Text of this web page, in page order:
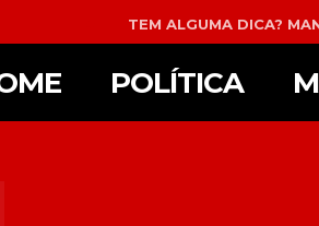
TEM ALGUMA DICA?
POLÍTICA